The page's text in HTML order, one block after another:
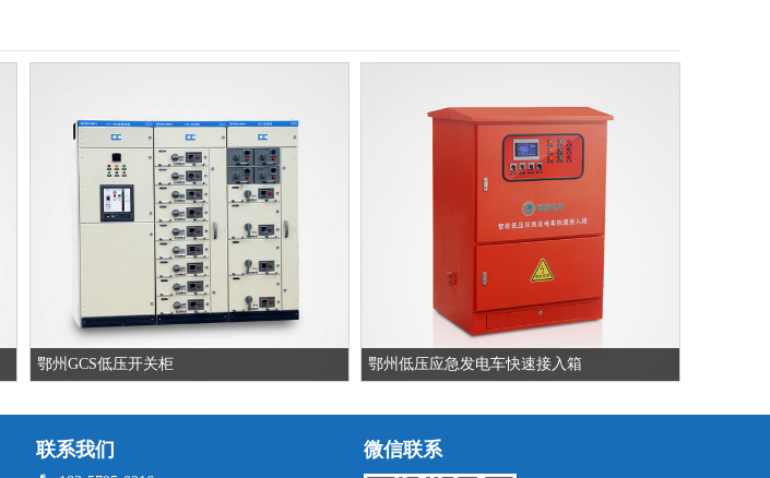
鄂州GCS低压开关柜 鄂州低压应急发电车快速接入箱
联系我们 微信联系